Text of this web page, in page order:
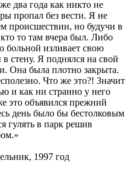
два года как никто не
пропал без вести. Я не
происшествии, но будучи в
то там вчера был. Либо
больной изливает свою
стену. Я поднялся на свой
Она была плотно закрыта.
Что же это?! Значит
и как ни странно у него
это объявился прежний
день было бы бестолковым
гулять в парк решив
1997 год